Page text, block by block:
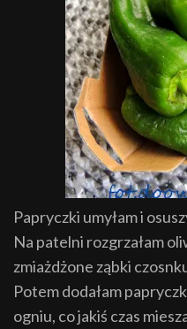
Papryczki umyłam i
Na patelni rozgrzałam
zmiażdżone ząbki
Potem dodałam
ogniu, co jakiś czas